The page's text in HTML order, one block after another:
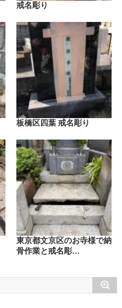
戒名彫り
板橋区四葉 戒名彫り
東京都文京区のお寺様で納
骨作業と戒名彫…